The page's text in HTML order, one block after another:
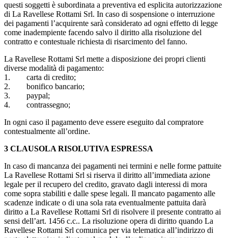
questi soggetti è subordinata a preventiva ed esplicita autorizzazione
di La Ravellese Rottami Srl. In caso di sospensione o interruzione
dei pagamenti l’acquirente sarà considerato ad ogni effetto di legge
come inadempiente facendo salvo il diritto alla risoluzione del
contratto e contestuale richiesta di risarcimento del fanno.
La Ravellese Rottami Srl mette a disposizione dei propri clienti
diverse modalità di pagamento:
1. carta di credito;
2. bonifico bancario;
3. paypal;
4. contrassegno;
In ogni caso il pagamento deve essere eseguito dal compratore
contestualmente all’ordine.
3 CLAUSOLA RISOLUTIVA ESPRESSA
In caso di mancanza dei pagamenti nei termini e nelle forme pattuite
La Ravellese Rottami Srl si riserva il diritto all’immediata azione
legale per il recupero del credito, gravato dagli interessi di mora
come sopra stabiliti e dalle spese legali. Il mancato pagamento alle
scadenze indicate o di una sola rata eventualmente pattuita darà
diritto a La Ravellese Rottami Srl di risolvere il presente contratto ai
sensi dell’art. 1456 c.c.. La risoluzione opera di diritto quando La
Ravellese Rottami Srl comunica per via telematica all’indirizzo di